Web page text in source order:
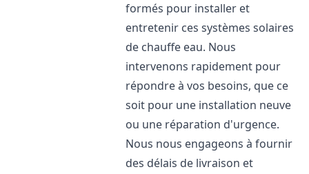
formés pour installer et
entretenir ces systèmes solaires
de chauffe eau. Nous
intervenons rapidement pour
répondre à vos besoins, que ce
soit pour une installation neuve
ou une réparation d'urgence.
Nous nous engageons à fournir
des délais de livraison et